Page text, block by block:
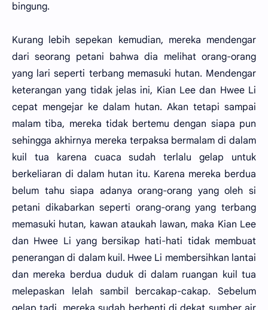
bingung.
Kurang lebih sepekan kemudian, mereka mendengar
dari seorang petani bahwa dia melihat orang-orang
yang lari seperti terbang memasuki hutan. Mendengar
keterangan yang tidak jelas ini, Kian Lee dan Hwee Li
cepat mengejar ke dalam hutan. Akan tetapi sampai
malam tiba, mereka tidak bertemu dengan siapa pun
sehingga akhirnya mereka terpaksa bermalam di dalam
kuil tua karena cuaca sudah terlalu gelap untuk
berkeliaran di dalam hutan itu. Karena mereka berdua
belum tahu siapa adanya orang-orang yang oleh si
petani dikabarkan seperti orang-orang yang terbang
memasuki hutan, kawan ataukah lawan, maka Kian Lee
dan Hwee Li yang bersikap hati-hati tidak membuat
penerangan di dalam kuil. Hwee Li membersihkan lantai
dan mereka berdua duduk di dalam ruangan kuil tua
melepaskan lelah sambil bercakap-cakap. Sebelum